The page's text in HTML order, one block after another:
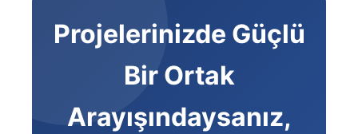
Projelerinizde Güçlü
Bir Ortak
Arayışındaysanız,